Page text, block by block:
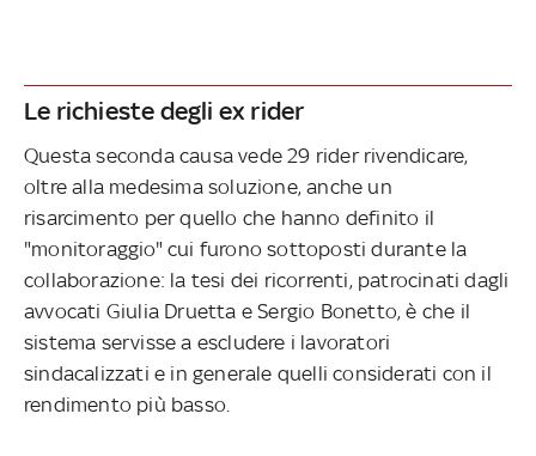
Le richieste degli ex rider
Questa seconda causa vede 29 rider rivendicare,
oltre alla medesima soluzione, anche un
risarcimento per quello che hanno definito il
"monitoraggio" cui furono sottoposti durante la
collaborazione: la tesi dei ricorrenti, patrocinati dagli
avvocati Giulia Druetta e Sergio Bonetto, è che il
sistema servisse a escludere i lavoratori
sindacalizzati e in generale quelli considerati con il
rendimento più basso.